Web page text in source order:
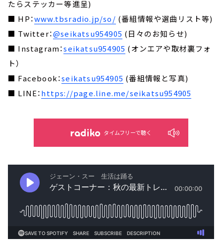
たらステッカー等進呈)
■ HP：www.tbsradio.jp/so/ (番組情報や選曲リスト等)
■ Twitter：@seikatsu954905 (日々のお知らせ)
■ Instagram：seikatsu954905 (オンエアや取材裏フォ
ト）
■ Facebook：seikatsu954905 (番組情報と写真)
■ LINE：https://page.line.me/seikatsu954905
タイムフリーで聴く